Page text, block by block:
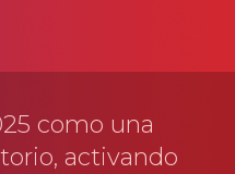
como una
activando